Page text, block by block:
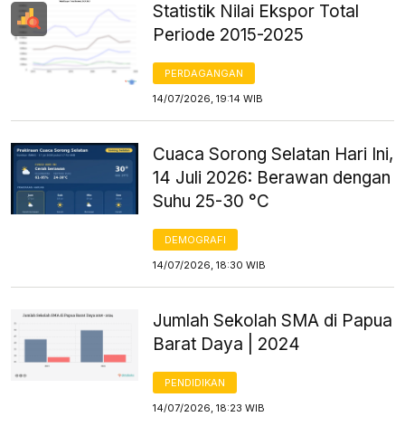
Statistik Nilai Ekspor Total
Periode 2015-2025
PERDAGANGAN
14/07/2026, 19:14 WIB
Cuaca Sorong Selatan Hari Ini,
14 Juli 2026: Berawan dengan
Suhu 25-30 °C
DEMOGRAFI
14/07/2026, 18:30 WIB
Jumlah Sekolah SMA di Papua
Barat Daya | 2024
PENDIDIKAN
14/07/2026, 18:23 WIB